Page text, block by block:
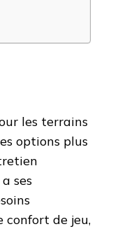
les terrains
options plus
ses
confort de jeu,